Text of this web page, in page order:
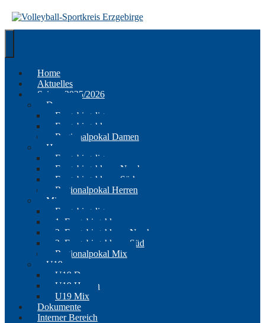
zum
Inhalt
Home
Aktuelles
Saison 2025/2026
Damen
Erzgebirgsliga
Erzgebirgsklasse
Regionalpokal Damen
Herren
Erzgebirgsliga
Erzgebirgsklasse Nord
Erzgebirgsklasse Süd
Regionalpokal Herren
Mix
Erzgebirgsliga
1. Erzgebirgsklasse
2. Erzgebirgsklasse Nord
2. Erzgebirgsklasse Süd
Regionalpokal Mix
U19
U19 Damen
U19 Herren
U19 Mix
Dokumente
Interner Bereich